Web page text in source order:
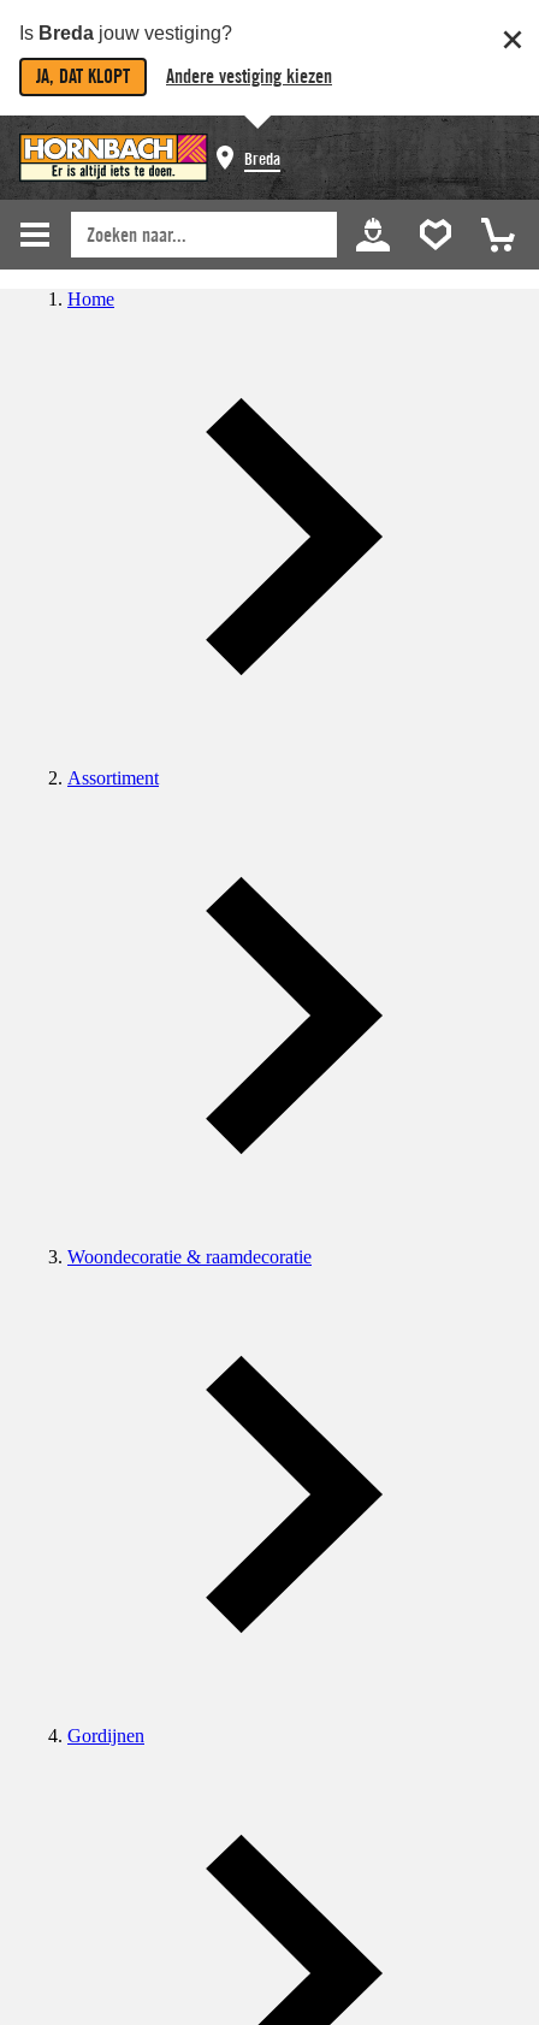
Is Breda jouw vestiging?
JA, DAT KLOPT Andere vestiging kiezen
Breda
Home
Assortiment
Woondecoratie & raamdecoratie
Gordijnen